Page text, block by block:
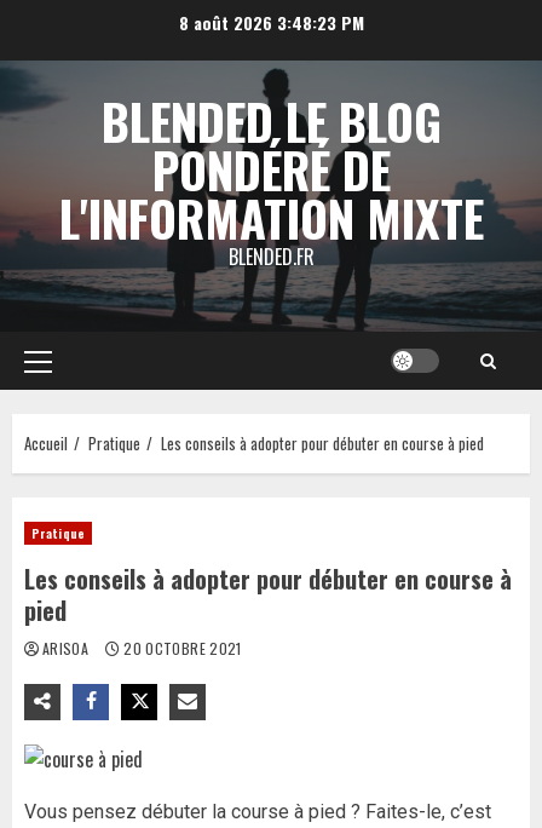
contenu
8 août 2026 3:48:24 PM
BLENDED LE BLOG
PONDÉRÉ DE
L'INFORMATION MIXTE
BLENDED.FR
Menu
principal
Accueil Pratique Les conseils à adopter pour débuter en course à pied
Pratique
Les conseils à adopter pour débuter en course à
pied
ARISOA 20 OCTOBRE 2021
Vous pensez débuter la course à pied ? Faites-le, c’est